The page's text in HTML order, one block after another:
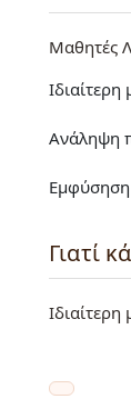
Μαθητές
Ιδιαίτερη
Ανάληψη
Γιατί
Ιδιαίτερη